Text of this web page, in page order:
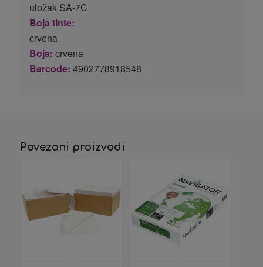
uložak SA-7C
Boja tinte:
crvena
Boja: crvena
Barcode: 4902778918548
Povezani proizvodi